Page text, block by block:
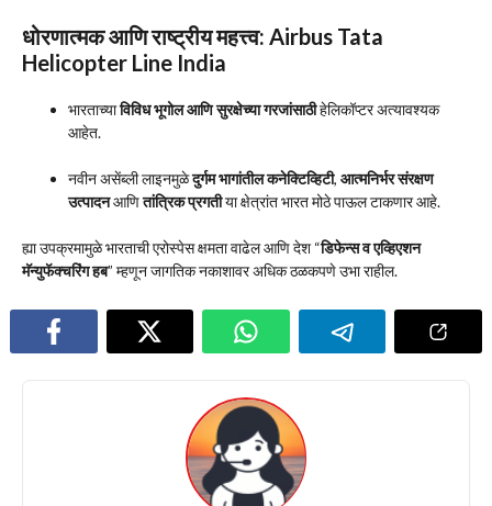
धोरणात्मक आणि राष्ट्रीय महत्त्व: Airbus Tata
Helicopter Line India
भारताच्याविविध भूगोल आणि सुरक्षेच्या गरजांसाठीहेलिकॉप्टर अत्यावश्यक
आहेत.
नवीन असेंब्ली लाइनमुळेदुर्गम भागांतील कनेक्टिव्हिटी, आत्मनिर्भर संरक्षण
उत्पादनआणितांत्रिक प्रगतीया क्षेत्रांत भारत मोठे पाऊल टाकणार आहे.
ह्या उपक्रमामुळे भारताची एरोस्पेस क्षमता वाढेल आणि देश “डिफेन्स व एव्हिएशन
मॅन्युफॅक्चरिंग हब” म्हणून जागतिक नकाशावर अधिक ठळकपणे उभा राहील.